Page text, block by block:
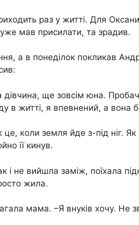
раз у житті. Для
уже мав присилати, та зрадив.
а в понеділок покликав
дівчина, ще зовсім юна.
в житті, я впевнений, а вона
коли земля йде з-під ніг.
її кинув.
і не вийшла заміж, поїхала
жила.
мама. –Я внуків хочу. Не